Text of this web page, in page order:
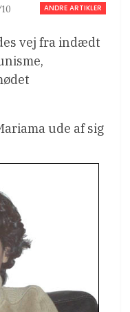
ANDRE ARTIKLER
vej fra indædt
ude af sig